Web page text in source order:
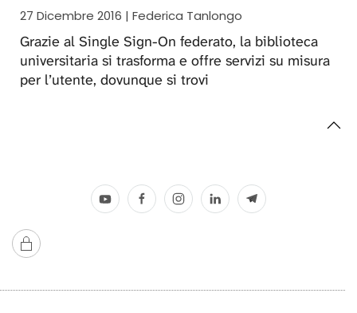
27 Dicembre 2016 | Federica Tanlongo
Grazie al Single Sign-On federato, la biblioteca
universitaria si trasforma e offre servizi su misura
per l’utente, dovunque si trovi